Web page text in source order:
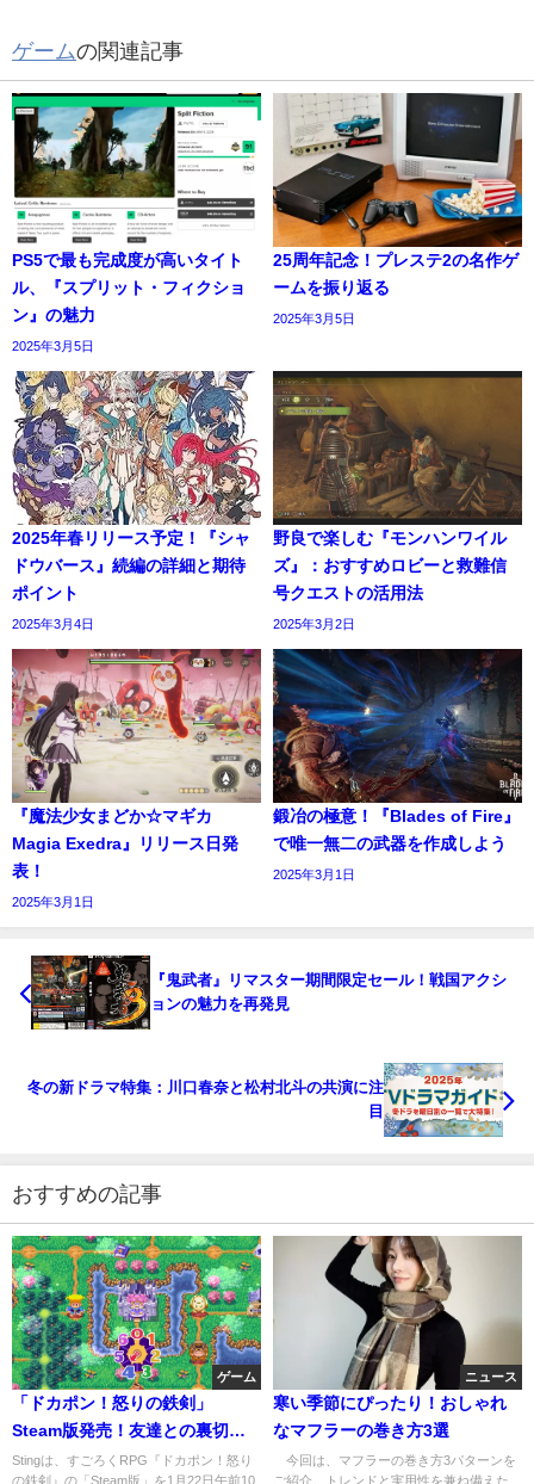
ゲームの関連記事
PS5で最も完成度が高いタイト
ル、『スプリット・フィクショ
ン』の魅力
2025年3月5日
25周年記念！プレステ2の名作ゲ
ームを振り返る
2025年3月5日
2025年春リリース予定！『シャ
ドウバース』続編の詳細と期待
ポイント
2025年3月4日
野良で楽しむ『モンハンワイル
ズ』：おすすめロビーと救難信
号クエストの活用法
2025年3月2日
『魔法少女まどか☆マギカ
Magia Exedra』リリース日発
表！
2025年3月1日
鍛冶の極意！『Blades of Fire』
で唯一無二の武器を作成しよう
2025年3月1日
『鬼武者』リマスター期間限定セール！戦国アクシ
ョンの魅力を再発見
冬の新ドラマ特集：川口春奈と松村北斗の共演に注
目
おすすめの記事
ゲーム
「ドカポン！怒りの鉄剣」
Steam版発売！友達との裏切り
合いを楽しむ
Stingは、すごろくRPG『ドカポン！怒り
の鉄剣』の「Steam版」を1月22日午前10
ニュース
寒い季節にぴったり！おしゃれ
なマフラーの巻き方3選
今回は、マフラーの巻き方3パターンを
ご紹介。トレンドと実用性を兼ね備えた